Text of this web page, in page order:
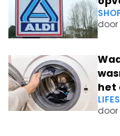
door
het
door